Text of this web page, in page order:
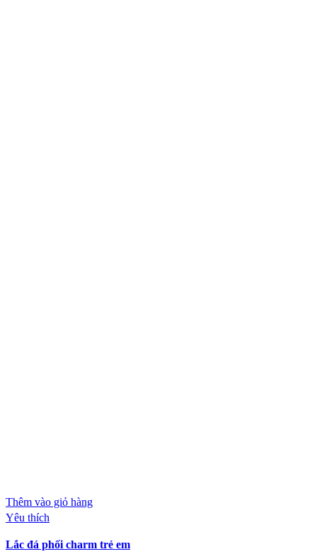
Thêm vào giỏ hàng
Yêu thích
Lắc đá phối charm trẻ em